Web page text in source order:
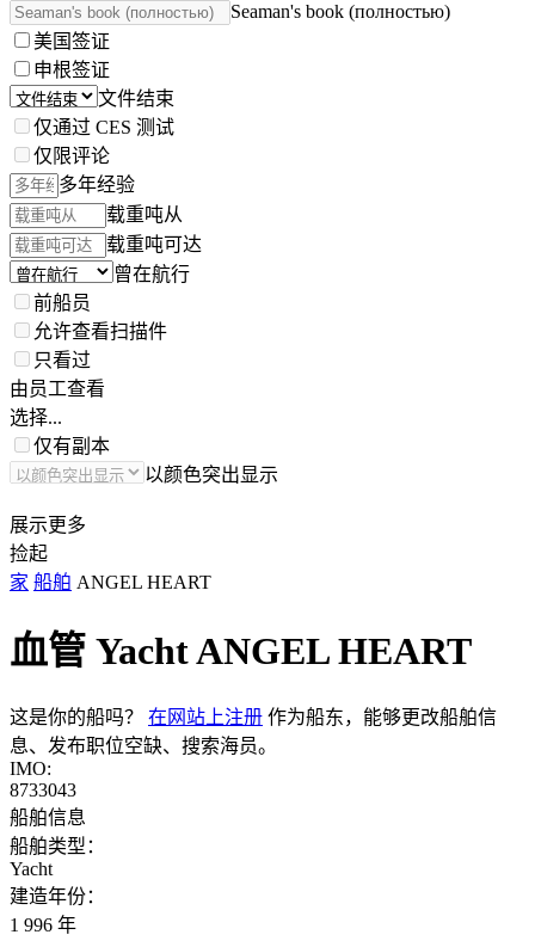
Seaman's book (полностью)
美国签证
申根签证
文件结束
仅通过 CES 测试
仅限评论
多年经验
载重吨从
载重吨可达
曾在航行
前船员
允许查看扫描件
只看过
由员工查看
选择...
仅有副本
以颜色突出显示
展示更多
捡起
家 船舶 ANGEL HEART
血管 YachtANGEL HEART
这是你的船吗？ 在网站上注册 作为船东，能够更改船舶信
息、发布职位空缺、搜索海员。
IMO:
8733043
船舶信息
船舶类型：
Yacht
建造年份：
1 996 年